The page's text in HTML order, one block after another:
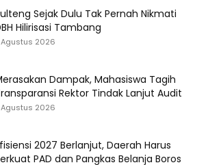
Sejak Dulu Tak Pernah Nikmati
Hilirisasi Tambang
Agustus 2026
Dampak, Mahasiswa Tagih
Rektor Tindak Lanjut Audit
Agustus 2026
2027 Berlanjut, Daerah Harus
PAD dan Pangkas Belanja Boros